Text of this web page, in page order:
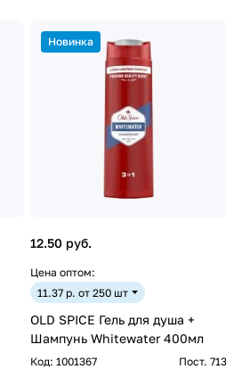
Новинка
12.50 руб.
Цена оптом:
11.37 р. от 250 шт
OLD SPICE Гель для душа +
Шампунь Whitewater 400мл
Код: 1001367
Пост. 713